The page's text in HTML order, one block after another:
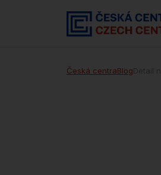
Česká centraBlog